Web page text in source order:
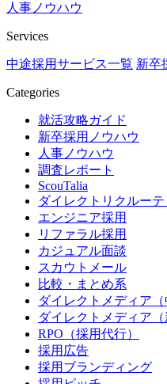
人事ノウハウ
Services
中途採用サービス一覧 新卒
Categories
就活攻略ガイド
新卒採用ノウハウ
人事ノウハウ
調査レポート
ScouTalia
ダイレクトリクルー
エンジニア採用
リファラル採用
カジュアル面談
スカウトメール
比較・まとめ系
ダイレクトメディア（
ダイレクトメディア（
RPO（採用代行）
採用広告
採用ブランディング